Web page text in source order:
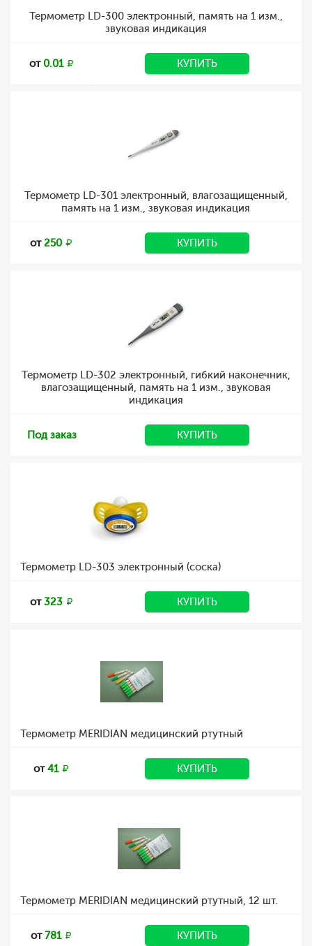
Термометр LD-300 электронный, память на 1 изм.,
звуковая индикация
от 0.01 КУПИТЬ
Термометр LD-301 электронный, влагозащищенный,
память на 1 изм., звуковая индикация
от250 КУПИТЬ
Термометр LD-302 электронный, гибкий наконечник,
влагозащищенный, память на 1 изм., звуковая
индикация
Под заказ КУПИТЬ
Термометр LD-303 электронный (соска)
от323 КУПИТЬ
Термометр MERIDIAN медицинский ртутный
от41 КУПИТЬ
Термометр MERIDIAN медицинский ртутный, 12 шт.
от781 КУПИТЬ